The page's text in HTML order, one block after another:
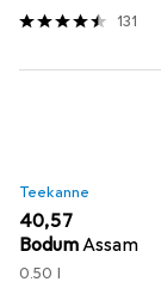
131
Teekanne
EUR
40,57
BodumAssam
0.50 l